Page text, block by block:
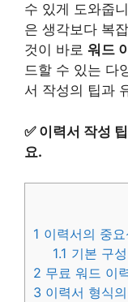
수 있게 도와줍
은 생각보다 복
것이 바로 워드
드할 수 있는 다
서 작성의 팁과
✅ 이력서 작성
요.
1 이력서의 중
1.1 기본 구
2 무료 워드 이
3 이력서 형식